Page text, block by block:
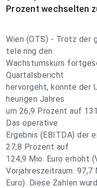
Prozent wechselten
Wien (OTS) - Trotz der
tele.ring den
Wachstumskurs
Quartalsbericht
hervorgeht, konnte der
heurigen Jahres
um 26,9 Prozent auf
Das operative
Ergebnis (EBITDA) der
27,8 Prozent auf
124,9 Mio. Euro erhöht
Vorjahreszeitraum: 97,7
Euro). Diese Zahlen